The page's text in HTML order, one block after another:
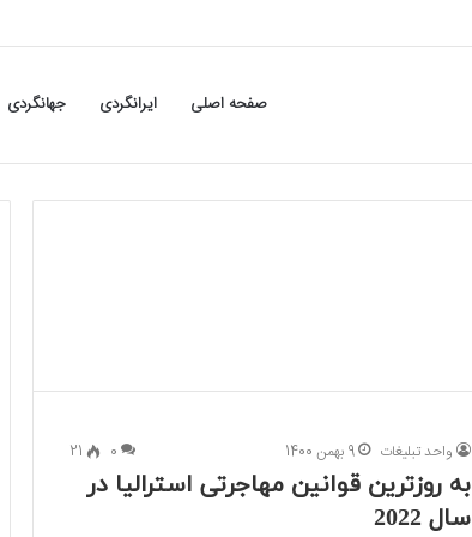
صفحه اصلی ایرانگردی جهانگردی
واحد تبلیغات 9 بهمن 1400 0
21
به روزترین قوانین مهاجرتی استرالیا در
سال 2022